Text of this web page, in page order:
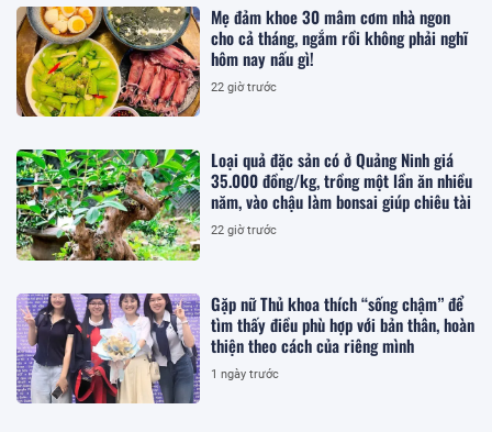
Mẹ đảm khoe 30 mâm cơm nhà ngon
cho cả tháng, ngắm rồi không phải nghĩ
hôm nay nấu gì!
22 giờ trước
Loại quả đặc sản có ở Quảng Ninh giá
35.000 đồng/kg, trồng một lần ăn nhiều
năm, vào chậu làm bonsai giúp chiêu tài
22 giờ trước
Gặp nữ Thủ khoa thích “sống chậm” để
tìm thấy điều phù hợp với bản thân, hoàn
thiện theo cách của riêng mình
1 ngày trước